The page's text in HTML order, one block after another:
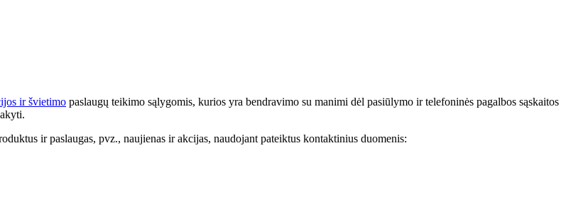
ir švietimo paslaugų teikimo sąlygomis, kurios yra bendravimo su manimi dėl pasiūlymo ir telefoninės pagalbos sąskaitos
ir paslaugas, pvz., naujienas ir akcijas, naudojant pateiktus kontaktinius duomenis: